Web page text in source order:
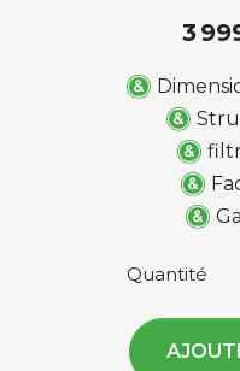
3
Quantité